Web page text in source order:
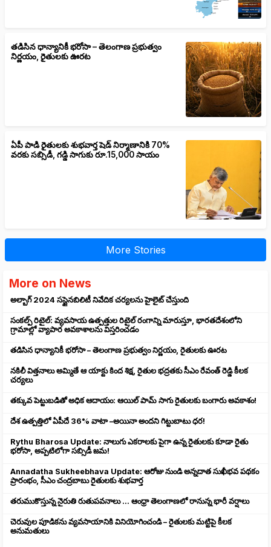
తడిసిన ధాన్యానికీ భరోసా – తెలంగాణ ప్రభుత్వం
నిర్ణయం, రైతులకు ఊరట
ఏపీ పాడి రైతులకు శుభవార్త షెడ్ నిర్మాణానికి 70%
వరకు సబ్సిడీ, గడ్డి సాగుకు రూ.15,000 సాయం
More Stories
More on News
అల్బాగ్ 2024 సస్టైనబిలిటీ నివేదిక చర్యలను హైలైట్ చేస్తుంది
సంకల్ప్ రిటైల్: వ్యవసాయ ఉత్పత్తుల రిటైల్ రంగాన్ని మారుస్తూ, భారతదేశంలోని
గ్రామాల్లో వ్యాపార అవకాశాలను విస్తరించడం
తడిసిన ధాన్యానికీ భరోసా – తెలంగాణ ప్రభుత్వం నిర్ణయం, రైతులకు ఊరట
నకిలీ విత్తనాలు అమ్మితే ఆ యాక్టు కింద శిక్ష, రైతుల భద్రతకు సీఎం రేవంత్ రెడ్డి కీలక
చర్యలు
తక్కువ పెట్టుబడితో అధిక ఆదాయం: ఆయిల్ పామ్ సాగు రైతులకు బంగారు అవకాశం!
దేశ ఉత్పత్తిలో ఏపీదే 36% వాటా –అయినా అందని గిట్టుబాటు ధర!
Rythu Bharosa Update: నాలుగు ఎకరాలకు పైగా ఉన్న రైతులకు కూడా రైతు
భరోసా, అప్పటిలోగా సబ్సిడీ జమ!
Annadatha Sukheebhava Update: ఆరోజు నుండి అన్నదాత సుఖీభవ పథకం
ప్రారంభం, సీఎం చంద్రబాబు రైతులకు శుభవార్త
తరుముకొస్తున్న నైరుతి రుతుపవనాలు ... ఆంధ్రా తెలంగాణలో రానున్న భారీ వర్షాలు
చెరువుల పూడికను వ్యవసాయానికి వినియోగించండి – రైతులకు మట్టిపై కీలక
అనుమతులు